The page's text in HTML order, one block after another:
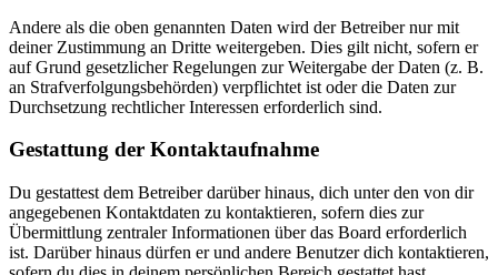
Andere als die oben genannten Daten wird der Betreiber nur mit
deiner Zustimmung an Dritte weitergeben. Dies gilt nicht, sofern er
auf Grund gesetzlicher Regelungen zur Weitergabe der Daten (z. B.
an Strafverfolgungsbehörden) verpflichtet ist oder die Daten zur
Durchsetzung rechtlicher Interessen erforderlich sind.
Gestattung der Kontaktaufnahme
Du gestattest dem Betreiber darüber hinaus, dich unter den von dir
angegebenen Kontaktdaten zu kontaktieren, sofern dies zur
Übermittlung zentraler Informationen über das Board erforderlich
ist. Darüber hinaus dürfen er und andere Benutzer dich kontaktieren,